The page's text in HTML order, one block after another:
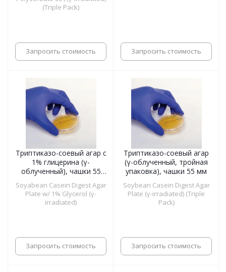
(Triple Pack)
Запросить стоимость Запросить стоимость
Триптиказо-соевый агар с
1% глицерина (γ-
облученный), чашки 55
Soyabean Casein Digest Agar
Plate w/ 1% Glycerol (γ-
irradiated)
Запросить стоимость
Триптиказо-соевый агар
(γ-облученный, тройная
упаковка), чашки 55 мм
Soybean Casein Digest Agar
Plate (γ-irradiated) (Triple
Pack)
Запросить стоимость